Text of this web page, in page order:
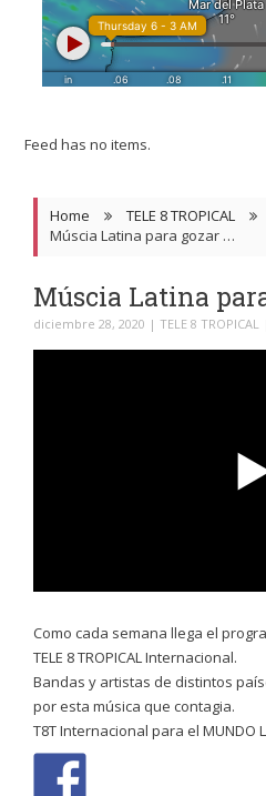
Feed has no items.
Home
TELE 8 TROPICAL
Múscia Latina para gozar …
Múscia Latina
diciembre 28, 2020 | TELE 8 TROPICAL
Como cada semana llega el
TELE 8 TROPICAL Internacional.
Bandas y artistas de distintos
por esta música que contagia.
T8T Internacional para el MUNDO